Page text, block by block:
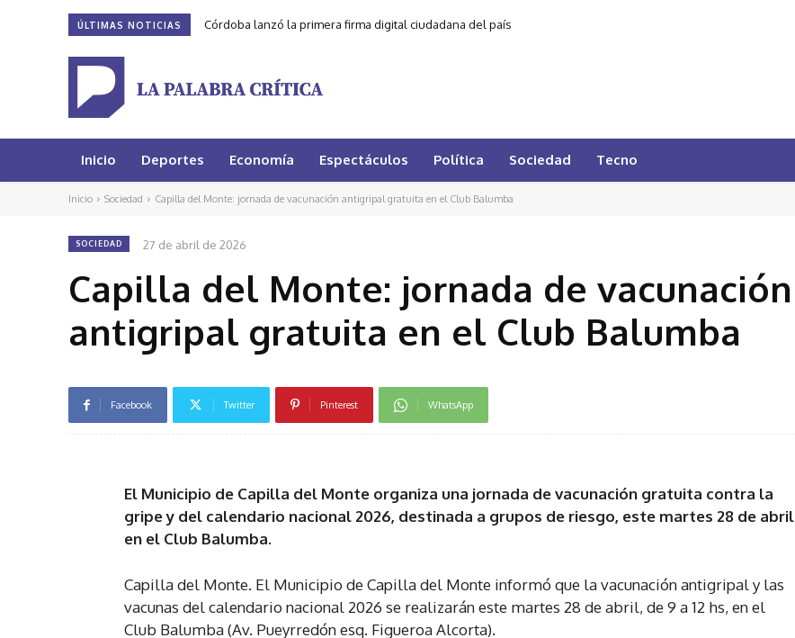
ÚLTIMAS NOTICIAS Córdoba lanzó la primera firma digital ciudadana del país
Inicio Deportes Economía Espectáculos Política Sociedad Tecno
Inicio Sociedad Capilla del Monte: jornada de vacunación antigripal gratuita en el Club Balumba
SOCIEDAD 27 de abril de 2026
Capilla del Monte: jornada de vacunación
antigripal gratuita en el Club Balumba
Facebook Twitter Pinterest WhatsApp
El Municipio de Capilla del Monte organiza una jornada de vacunación gratuita contra la
gripe y del calendario nacional 2026, destinada a grupos de riesgo, este martes 28 de abril
en el Club Balumba.
Capilla del Monte. El Municipio de Capilla del Monte informó que la vacunación antigripal y las
vacunas del calendario nacional 2026 se realizarán este martes 28 de abril, de 9 a 12 hs, en el
Club Balumba (Av. Pueyrredón esq. Figueroa Alcorta).